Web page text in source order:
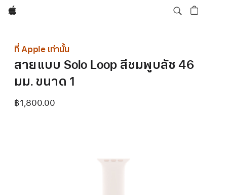
Apple
ที่ Apple เท่านั้น
สายแบบ Solo Loop สีชมพูบลัช 46
มม. ขนาด 1
฿1,800.00